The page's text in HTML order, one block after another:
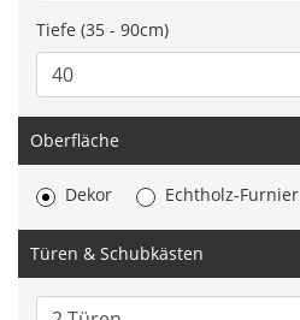
Tiefe (35 - 90cm)
Oberfläche
Dekor Echtholz-Furnier
Türen & Schubkästen